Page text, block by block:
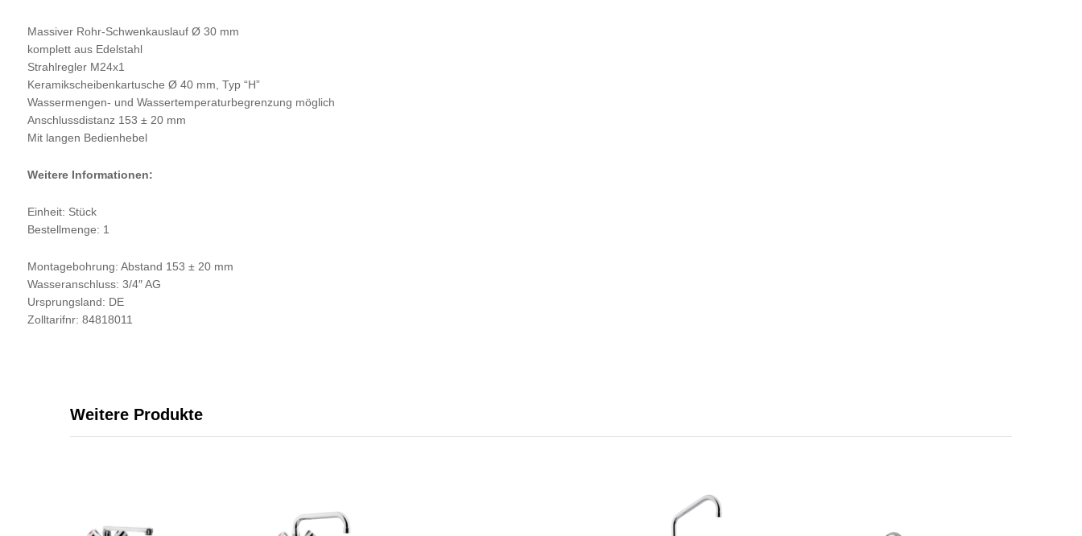
Massiver Rohr-Schwenkauslauf Ø 30 mm
komplett aus Edelstahl
Strahlregler M24x1
Keramikscheibenkartusche Ø 40 mm, Typ “H”
Wassermengen- und Wassertemperaturbegrenzung möglich
Anschlussdistanz 153 ± 20 mm
Mit langen Bedienhebel
Weitere Informationen:
Einheit: Stück
Bestellmenge: 1
Montagebohrung: Abstand 153 ± 20 mm
Wasseranschluss: 3/4″ AG
Ursprungsland: DE
Zolltarifnr: 84818011
Weitere Produkte